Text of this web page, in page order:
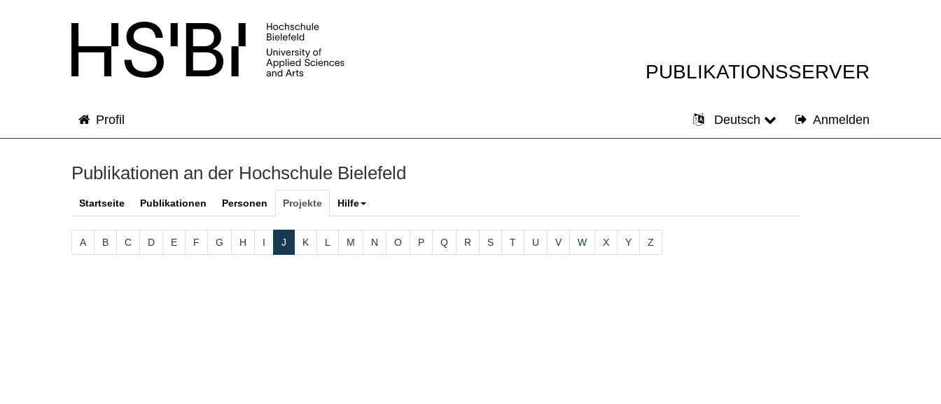
PUBLIKATIONSSERVER
Profil Deutsch Anmelden
Publikationen an der Hochschule Bielefeld
Startseite Publikationen Personen Projekte Hilfe
A B C D E F G H I J K L M N O P Q R S T U V W X Y Z